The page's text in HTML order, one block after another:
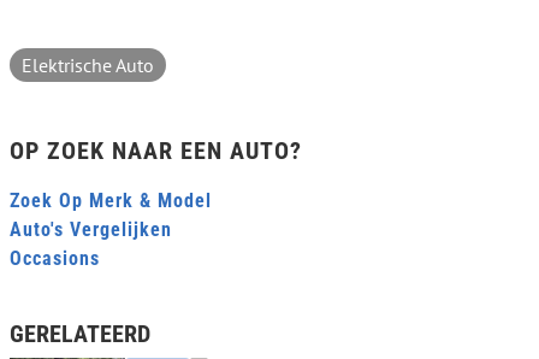
Elektrische Auto
OP ZOEK NAAR EEN AUTO?
Zoek Op Merk & Model
Auto's Vergelijken
Occasions
GERELATEERD